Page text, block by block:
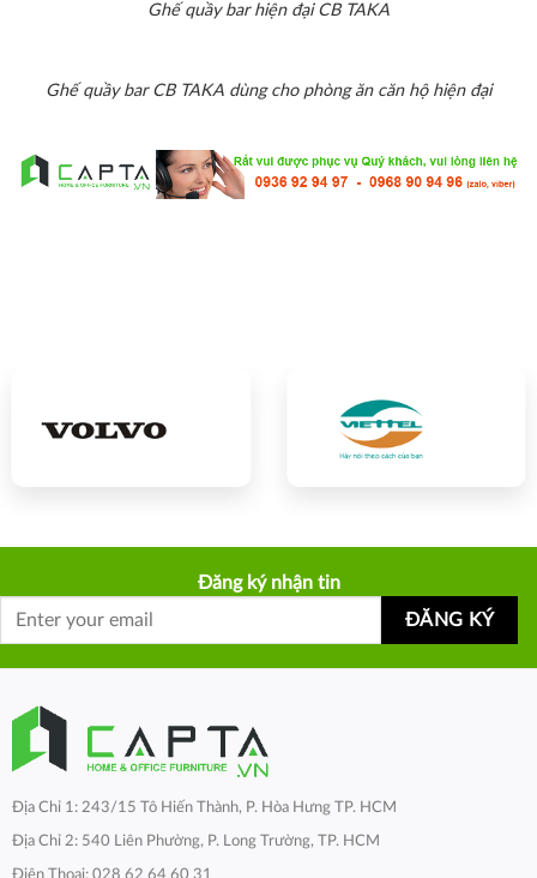
Ghế quầy bar hiện đại CB TAKA
Ghế quầy bar CB TAKA dùng cho phòng ăn căn hộ hiện đại
Đăng ký nhận tin
Địa Chỉ 1: 243/15 Tô Hiến Thành, P. Hòa Hưng TP. HCM
Địa Chỉ 2: 540 Liên Phường, P. Long Trường, TP. HCM